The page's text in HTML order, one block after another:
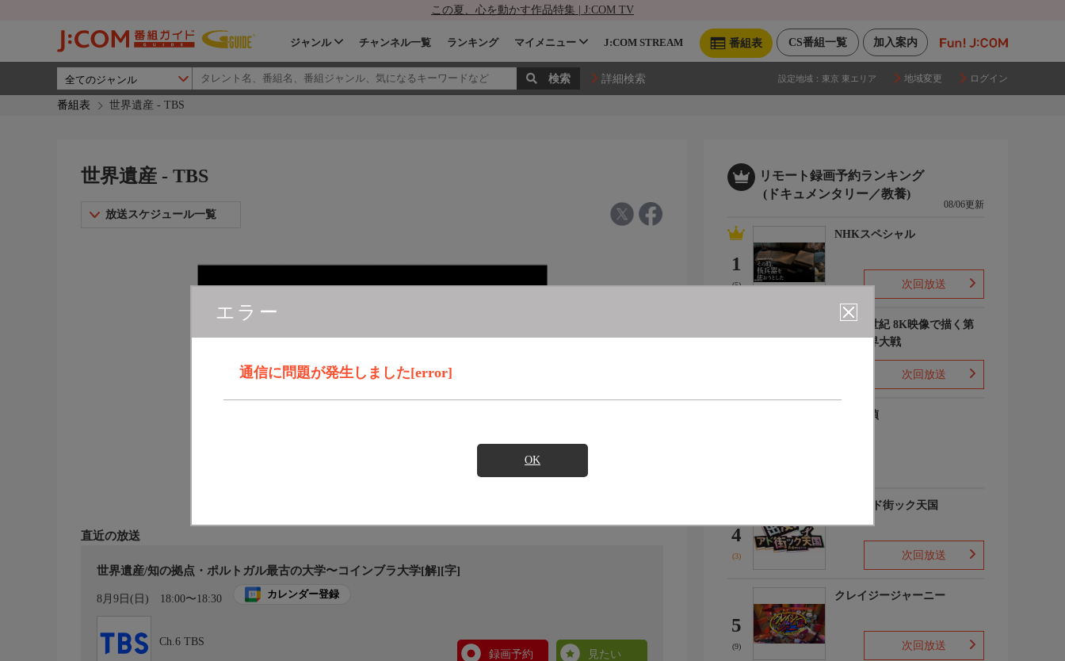
この夏、心を動かす作品特集 | J:COM TV
加入案内
CS番組一覧
番組表
ジャンル チャンネル一覧 ランキング マイメニュー J:COM STREAM
詳細検索 設定地域： 東京 東エリア 地域変更 ログイン
番組表 世界遺産 - TBS
エラー
通信に問題が発生しました[error]
OK
世界遺産 - TBS
放送スケジュール一覧
直近の放送
世界遺産/知の拠点・ポルトガル最古の大学〜コインブラ大学[解][字]
8月9日(日) 18:00〜18:30 カレンダー登録
Ch.6 TBS
録画予約
見たい
リモート録画予約ランキング
(ドキュメンタリー／教養)
08/06更新
1
(5)
NHKスペシャル
次回放送
映像の世紀 8K映像で描く第
二次世界大戦
次回放送
歴史探偵
4
(3)
出没!アド街ック天国
次回放送
5
(9)
クレイジージャーニー
次回放送